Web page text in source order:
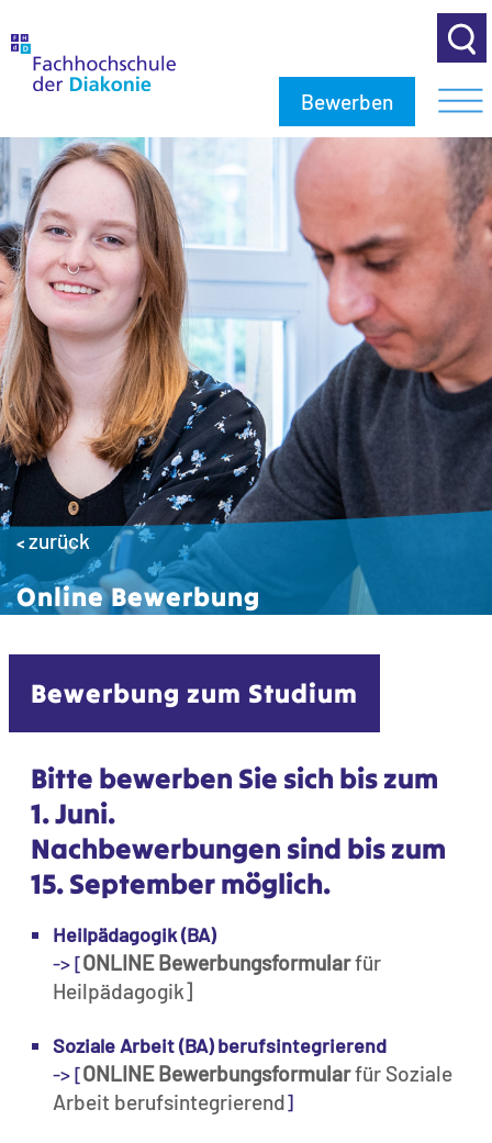
Bewerben
< zurück
Online Bewerbung
Bewerbung zum Studium
Bitte bewerben Sie sich bis zum
1. Juni.
Nachbewerbungen sind bis zum
15. September möglich.
Heilpädagogik (BA)
-> [ONLINE Bewerbungsformularfür
Heilpädagogik]
Soziale Arbeit (BA) berufsintegrierend
-> [ONLINE Bewerbungsformularfür Soziale
Arbeit berufsintegrierend]